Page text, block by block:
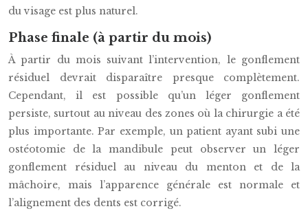
du visage est plus naturel.
Phase finale (à partir du mois)
À partir du mois suivant l’intervention, le gonflement
résiduel devrait disparaître presque complètement.
Cependant, il est possible qu’un léger gonflement
persiste, surtout au niveau des zones où la chirurgie a été
plus importante. Par exemple, un patient ayant subi une
ostéotomie de la mandibule peut observer un léger
gonflement résiduel au niveau du menton et de la
mâchoire, mais l’apparence générale est normale et
l’alignement des dents est corrigé.